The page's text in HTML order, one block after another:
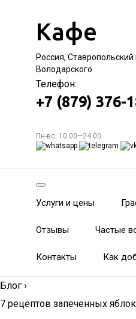
Кафе
Россия,
Володарского
Телефон:
+7 (879) 376-
Пн-вс: 10:00—24:00
Услуги и цены
Отзывы Частые
Контакты Как
Блог ›
7 рецептов запеченных